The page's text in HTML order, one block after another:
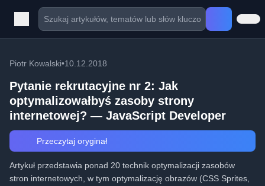
Piotr Kowalski•10.12.2018
Pytanie rekrutacyjne nr 2: Jak
optymalizowałbyś zasoby strony
internetowej? — JavaScript Developer
Przeczytaj oryginał
Artykuł przedstawia ponad 20 technik optymalizacji zasobów
stron internetowych, w tym optymalizację obrazów (CSS Sprites,